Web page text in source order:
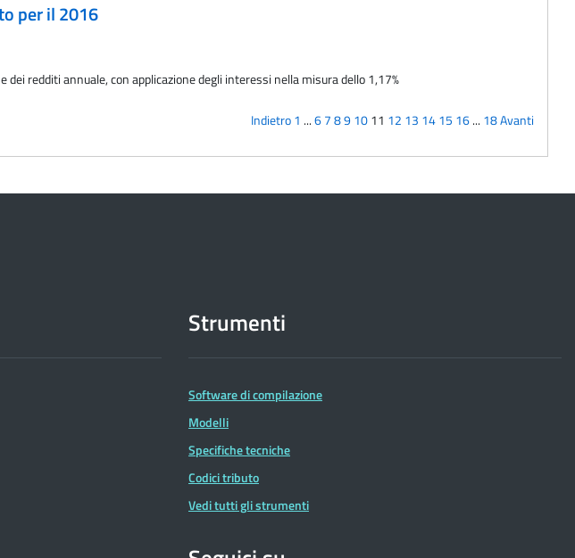
per il 2016
redditi annuale, con applicazione degli interessi nella misura dello 1,17%
Indietro1 ...67891011 12 13 1415 16... 18Avanti
Strumenti
Software di compilazione
Modelli
Specifiche tecniche
Codici tributo
Vedi tutti gli strumenti